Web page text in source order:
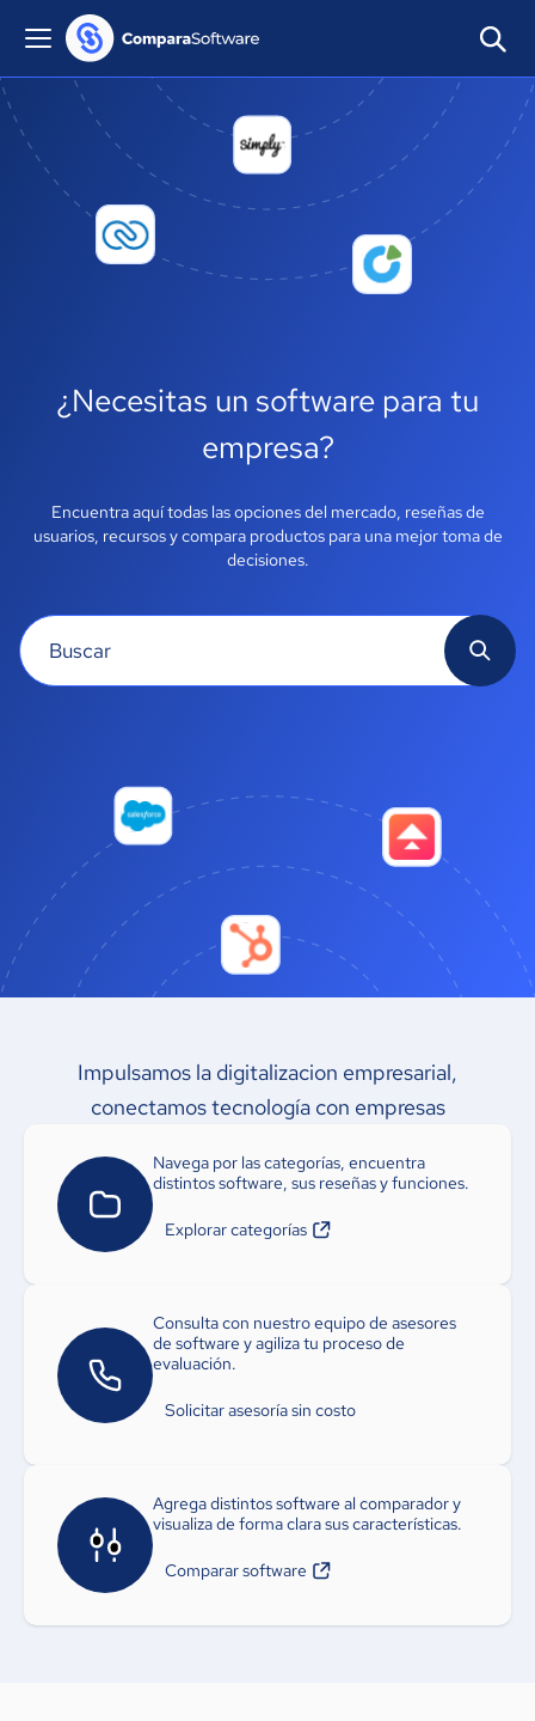
¿Necesitas un software para tu
empresa?
Encuentra aquí todas las opciones del mercado, reseñas de
usuarios, recursos y compara productos para una mejor toma de
decisiones.
Impulsamos la digitalizacion empresarial,
conectamos tecnología con empresas
Navega por las categorías, encuentra
distintos software, sus reseñas y funciones.
Explorar categorías
Consulta con nuestro equipo de asesores
de software y agiliza tu proceso de
evaluación.
Solicitar asesoría sin costo
Agrega distintos software al comparador y
visualiza de forma clara sus características.
Comparar software